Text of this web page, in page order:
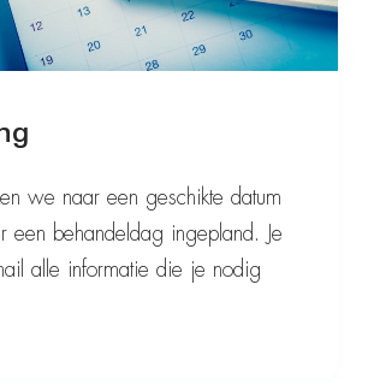
we naar een geschikte datum
een behandeldag ingepland. Je
alle informatie die je nodig